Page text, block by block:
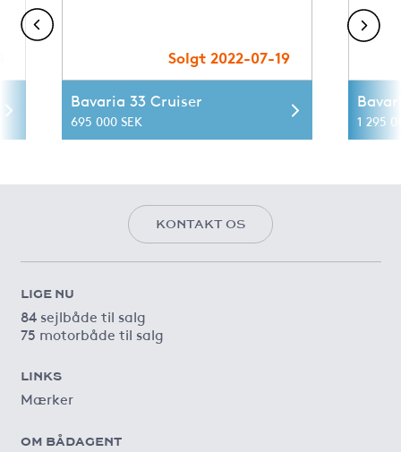
Solgt 2022-07-19
Bavaria 33 Cruiser
695 000 SEK 1 295
KONTAKT OS
LIGE NU
84 sejlbåde til salg
75 motorbåde til salg
LINKS
Mærker
OM BÅDAGENT